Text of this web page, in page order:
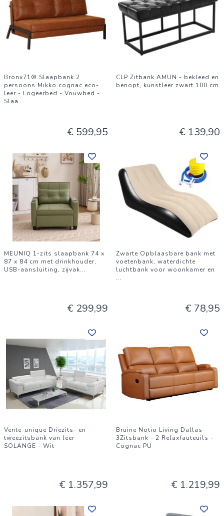
Bronx71® Slaapbank 2
persoons Mikko cognac eco-
leer - Logeerbed - Vouwbed -
Slaa...
€ 599,95
CLP Zitbank AMUN - bekleed en
benopt, kunstleer zwart 100 cm
€ 139,90
MEUNIQ 1-zits slaapbank 74 x
87 x 84 cm met drinkhouder,
USB-aansluiting, zijvak...
€ 299,99
Zwarte Opblaasbare bank met
voetenbank, waterdichte
luchtbank voor woonkamer en
...
€ 78,95
Vente-unique Driezits- en
tweezitsbank van leer
SOLANGE - Wit
€ 1.357,99
Bruine Notio Living Dallas-
3Zitsbank - 2 Relaxfauteuils -
Cognac PU
€ 1.219,99